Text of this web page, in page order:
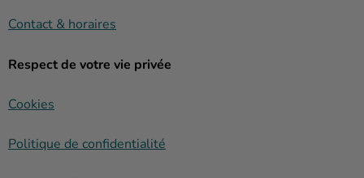
Contact & horaires
Respect de votre vie privée
Cookies
Politique de confidentialité